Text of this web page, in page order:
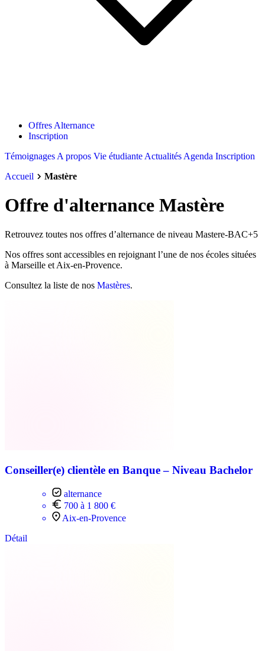
Offres Alternance
Inscription
Témoignages A propos Vie étudiante Actualités Agenda Inscription
Accueil
Mastère
Offre d'alternance Mastère
Retrouvez toutes nos offres d’alternance de niveau Mastere-BAC+5
Nos offres sont accessibles en rejoignant l’une de nos écoles situées
à Marseille et Aix-en-Provence.
Consultez la liste de nos Mastères.
Conseiller(e) clientèle en Banque – Niveau Bachelor
alternance
700 à 1 800 €
Aix-en-Provence
Détail